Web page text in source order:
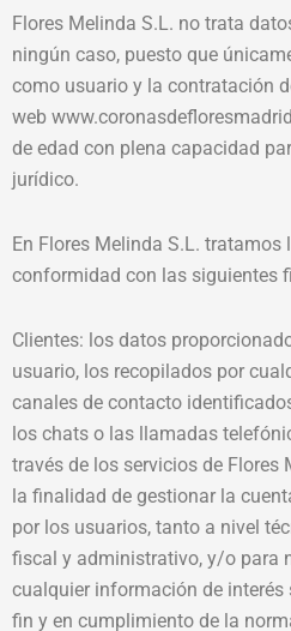
Flores Melinda S.L. no trata
ningún caso, puesto que
como usuario y la contratación
web
de edad con plena capacidad
jurídico.
En Flores Melinda S.L.
conformidad con las siguientes
Clientes: los datos
usuario, los recopilados por
canales de contacto
los chats o las llamadas
través de los servicios de Flores
la finalidad de gestionar la
por los usuarios, tanto a nivel
fiscal y administrativo, y/o para
cualquier información de interés
fin y en cumplimiento de la